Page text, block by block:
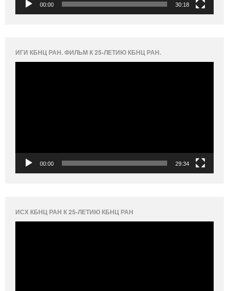
00:00 30:18
ИГИ КБНЦ РАН. ФИЛЬМ К 25-ЛЕТИЮ КБНЦ РАН.
00:00 29:34
ИСХ КБНЦ РАН К 25-ЛЕТИЮ КБНЦ РАН